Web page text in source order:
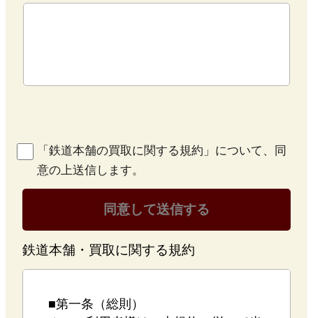
「鉄道本舗の買取に関する規約」について、同
意の上送信します。
鉄道本舗・買取に関する規約
■第一条（総則）